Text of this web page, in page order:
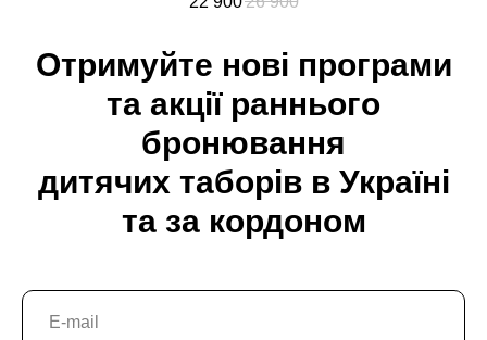
Отримуйте нові програми
та акції раннього
бронювання
дитячих таборів в Україні
та за кордоном